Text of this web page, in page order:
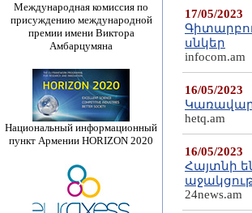
Международная комиссия по
присуждению международной
премии имени Виктора
Амбарцумяна
Национальный информационный
пункт Армении HORIZON 2020
17/05/2023
սնկեր
infocom.am
16/05/2023
hetq.am
16/05/2023
Հայտնի
24news.am